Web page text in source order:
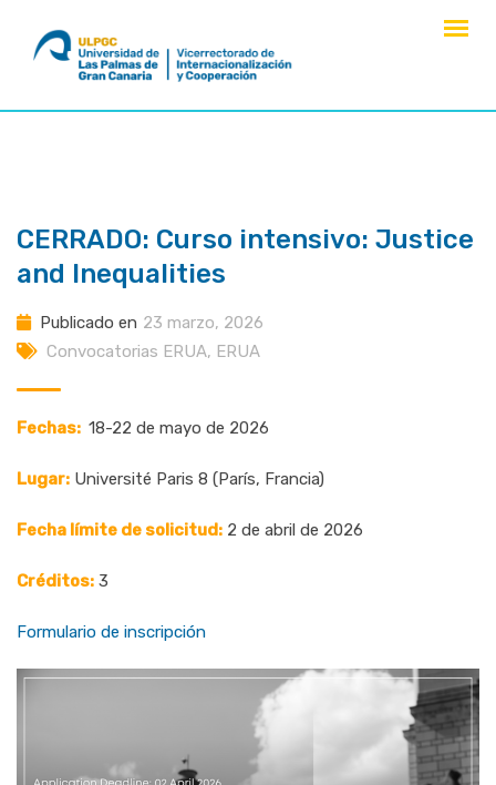
CERRADO: Curso intensivo: Justice
and Inequalities
Publicado en 23 marzo, 2026
Convocatorias ERUA, ERUA
Fechas: 18-22 de mayo de 2026
Lugar: Université Paris 8 (París, Francia)
Fecha límite de solicitud: 2 de abril de 2026
Créditos: 3
Formulario de inscripción